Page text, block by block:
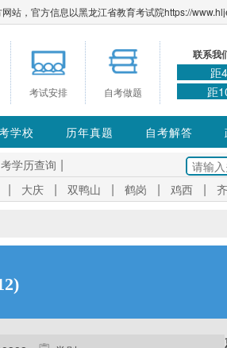
，官方信息以黑龙江省教育考试院https://
考试安排 自考做题
联系我
距
距
学校 历年真题 自考解答
学历查询 |
| 大庆 | 双鸭山 | 鹤岗 | 鸡西 |